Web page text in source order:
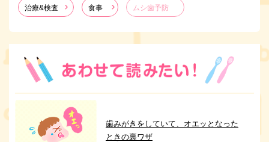
治療&検査 食事 ムシ歯予防
歯みがきをしていて、オエッとなった
ときの裏ワザ